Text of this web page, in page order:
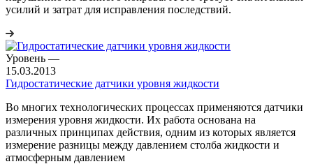
усилий и затрат для исправления последствий.
Уровень —
15.03.2013
Гидростатические датчики уровня жидкости
Во многих технологических процессах применяются датчики
измерения уровня жидкости. Их работа основана на
различных принципах действия, одним из которых является
измерение разницы между давлением столба жидкости и
атмосферным давлением